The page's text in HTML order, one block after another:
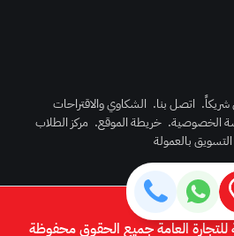
. اتصل بنا. الشكاوي والاقتراحات
الخصوصية. خريطة الموقع. مركز الطلاب
التسويق بالعمولة